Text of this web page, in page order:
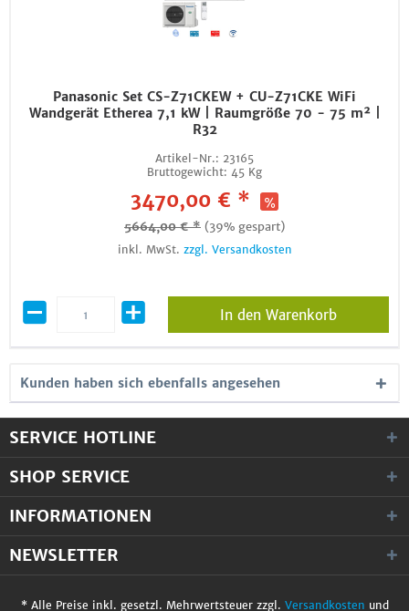
Panasonic Set CS-Z71CKEW + CU-Z71CKE WiFi
Wandgerät Etherea 7,1 kW | Raumgröße 70 - 75 m² |
R32
Artikel-Nr.: 23165
Bruttogewicht: 45 Kg
3470,00 € *
5664,00 € * (39% gespart)
inkl. MwSt. zzgl. Versandkosten
In den Warenkorb
Kunden haben sich ebenfalls angesehen
SERVICE HOTLINE
SHOP SERVICE
INFORMATIONEN
NEWSLETTER
* Alle Preise inkl. gesetzl. Mehrwertsteuer zzgl. Versandkosten und